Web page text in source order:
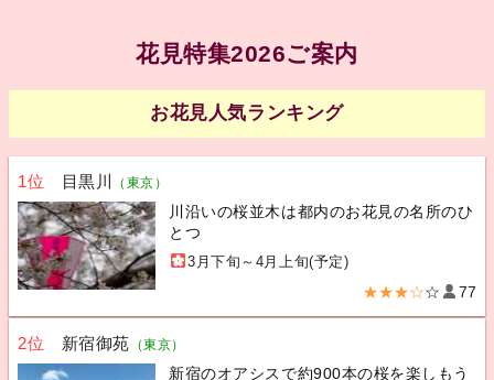
花見特集2026ご案内
お花見人気ランキング
1位 目黒川 （東京）
川沿いの桜並木は都内のお花見の名所のひ
とつ
3月下旬～4月上旬(予定)
★★★☆☆ 77
2位 新宿御苑 （東京）
新宿のオアシスで約900本の桜を楽しもう